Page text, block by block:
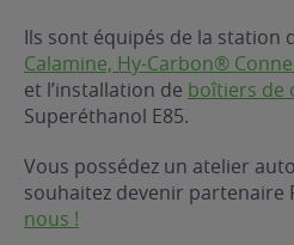
gratuit
?
de mon
Ils sont équipés de la station
Calamine, Hy-Carbon®
et l’installation de boîtiers de
Superéthanol E85.
Vous possédez un atelier
souhaitez devenir partenaire
nous !